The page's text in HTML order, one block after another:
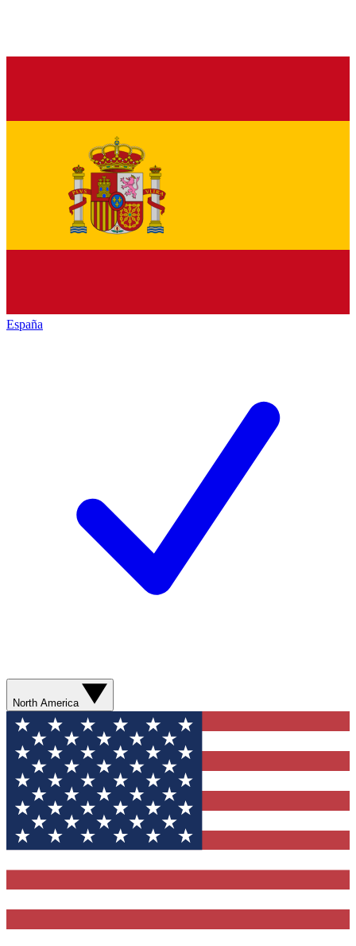
España
North America